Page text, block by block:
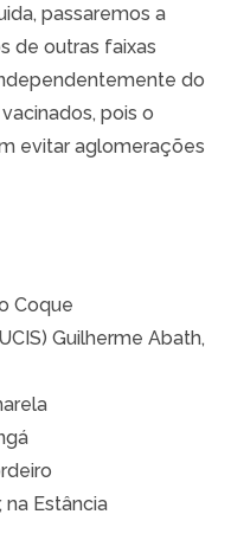
passaremos a
de outras faixas
do
pois o
evitar aglomerações
Coque
Guilherme Abath,
na Estância